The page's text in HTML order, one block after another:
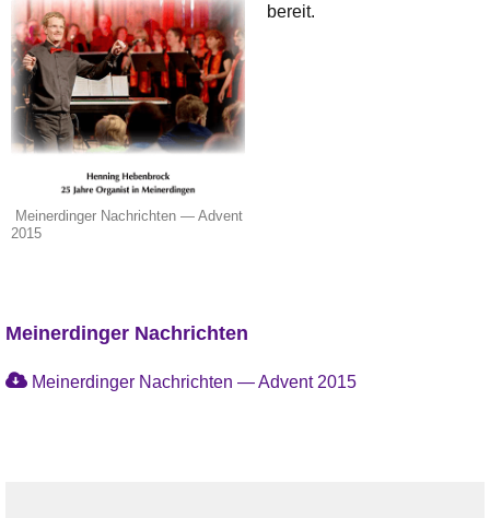
Meinerdinger Nachrichten — Advent
2015
bereit.
Meinerdinger Nachrichten
Meinerdinger Nachrichten — Advent 2015